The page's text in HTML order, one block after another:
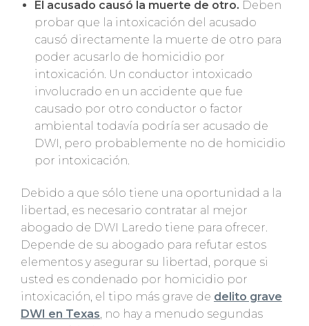
El acusado causó la muerte de otro. Deben
probar que la intoxicación del acusado
causó directamente la muerte de otro para
poder acusarlo de homicidio por
intoxicación. Un conductor intoxicado
involucrado en un accidente que fue
causado por otro conductor o factor
ambiental todavía podría ser acusado de
DWI, pero probablemente no de homicidio
por intoxicación.
Debido a que sólo tiene una oportunidad a la
libertad, es necesario contratar al mejor
abogado de DWI Laredo tiene para ofrecer.
Depende de su abogado para refutar estos
elementos y asegurar su libertad, porque si
usted es condenado por homicidio por
intoxicación, el tipo más grave de delito grave
DWI en Texas, no hay a menudo segundas